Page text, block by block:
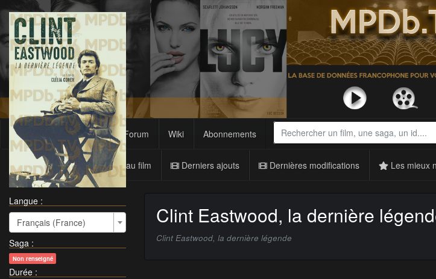
Sagas Forum Wiki Abonnements
Nouveau film Derniers ajouts Dernières modifications Les mieux
Langue :
Français (France)
Saga :
Non renseigné
Durée :
Clint Eastwood, la dernière
Clint Eastwood, la dernière légende